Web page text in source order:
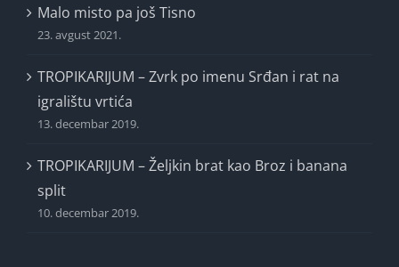
Malo misto pa još Tisno
23. avgust 2021.
TROPIKARIJUM – Zvrk po imenu Srđan i rat na
igralištu vrtića
13. decembar 2019.
TROPIKARIJUM – Željkin brat kao Broz i banana
split
10. decembar 2019.